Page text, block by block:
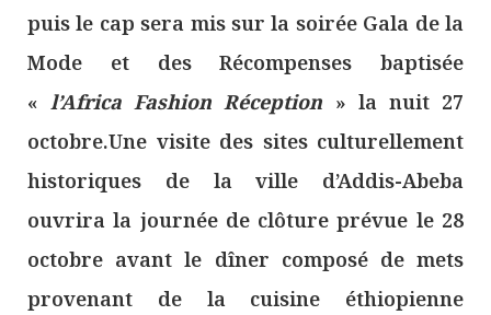
puis le cap sera mis sur la soirée Gala de la
Mode et des Récompenses baptisée
«l’Africa Fashion Réception » la nuit 27
octobre.Une visite des sites culturellement
historiques de la ville d’Addis-Abeba
ouvrira la journée de clôture prévue le 28
octobre avant le dîner composé de mets
provenant de la cuisine éthiopienne